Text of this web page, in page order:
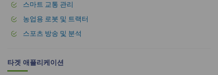
스마트 교통 관리
농업용 로봇 및 트랙터
스포츠 방송 및 분석
타겟 애플리케이션